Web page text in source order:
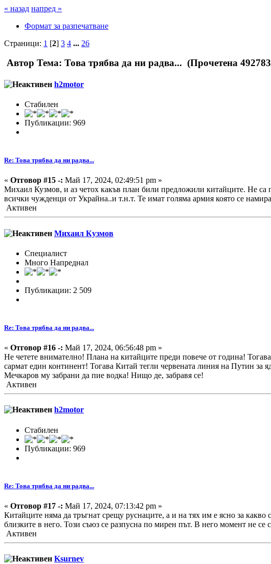
« назад напред »
Формат за разпечатване
Страници: 1 [2] 3 4 ... 26
Автор Тема: Това трябва да ни радва... (Прочетена
h2motor
Стабилен
Публикации: 969
Re: Това трябва да ни радва...
« Отговор #15 -: Май 17, 2024, 02:49:51 pm »
Михаил Кузмов, и аз четох какъв план били предложили китайците. Не
всички чужденци от Украйна..и т.н.т. Те имат голяма армия която се
Активен
Михаил Кузмов
Специалист
Много Напреднал
Публикации: 2 509
Re: Това трябва да ни радва...
« Отговор #16 -: Май 17, 2024, 06:56:48 pm »
Не четете внимателно! Плана на китайците преди повече от година!
сармат един континент! Тогава Китай тегли червената линия на Путин за
Мечкаров му забрани да пие водка! Нищо де, забравя се!
Активен
h2motor
Стабилен
Публикации: 969
Re: Това трябва да ни радва...
« Отговор #17 -: Май 17, 2024, 07:13:42 pm »
Китайците няма да тръгнат срещу руснаците, а и на тях им е ясно за
близките в него. Този съюз се разпусна по мирен път. В него момент не
Активен
Ksurnev